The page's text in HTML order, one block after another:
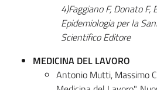
4)Faggiano F, Donato F,
Epidemiologia per la
Scientifico Editore
MEDICINA DEL LAVORO
Antonio Mutti, Massimo